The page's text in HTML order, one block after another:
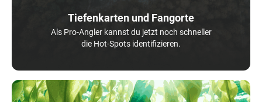
Tiefenkarten und Fangorte
Als Pro-Angler kannst du jetzt noch schneller
die Hot-Spots identifizieren.